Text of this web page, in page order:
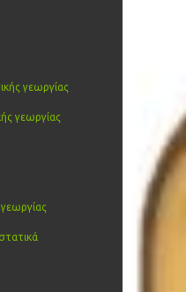
γεωργίας
γεωργίας